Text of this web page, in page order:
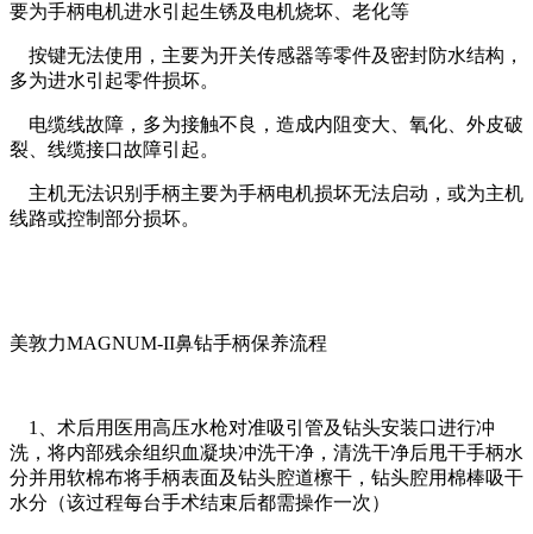
要为手柄电机进水引起生锈及电机烧坏、老化等
按键无法使用，主要为开关传感器等零件及密封防水结构，
多为进水引起零件损坏。
电缆线故障，多为接触不良，造成内阻变大、氧化、外皮破
裂、线缆接口故障引起。
主机无法识别手柄主要为手柄电机损坏无法启动，或为主机
线路或控制部分损坏。
美敦力MAGNUM-II鼻钻手柄保养流程
1、术后用医用高压水枪对准吸引管及钻头安装口进行冲
洗，将内部残余组织血凝块冲洗干净，清洗干净后甩干手柄水
分并用软棉布将手柄表面及钻头腔道檫干，钻头腔用棉棒吸干
水分（该过程每台手术结束后都需操作一次）